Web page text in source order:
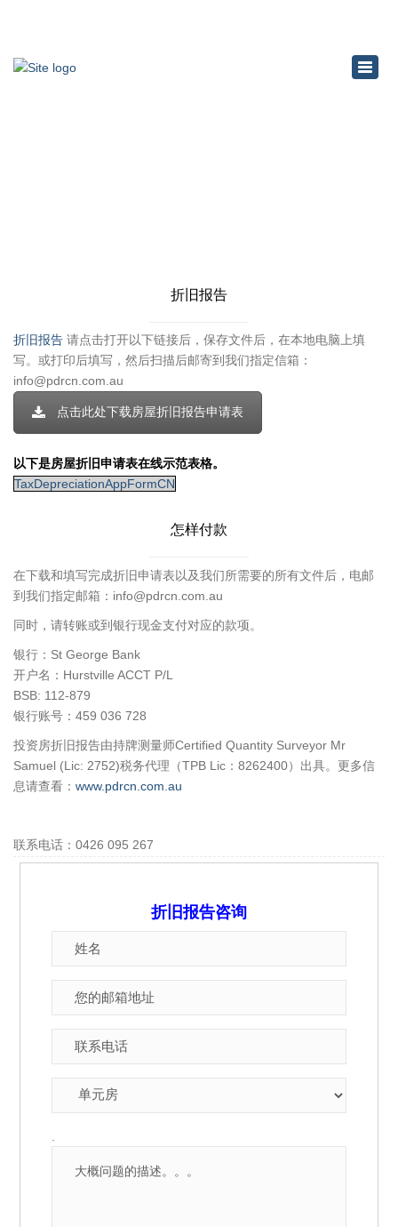
折旧报告
折旧报告 请点击打开以下链接后，保存文件后，在本地电脑上填
写。或打印后填写，然后扫描后邮寄到我们指定信箱：
info@pdrcn.com.au
点击此处下载房屋折旧报告申请表
以下是房屋折旧申请表在线示范表格。
TaxDepreciationAppFormCN
怎样付款
在下载和填写完成折旧申请表以及我们所需要的所有文件后，电邮
到我们指定邮箱：info@pdrcn.com.au
同时，请转账或到银行现金支付对应的款项。
银行：St George Bank
开户名：Hurstville ACCT P/L
BSB: 112-879
银行账号：459 036 728
投资房折旧报告由持牌测量师Certified Quantity Surveyor Mr
Samuel (Lic: 2752)税务代理（TPB Lic：8262400）出具。更多信
息请查看： www.pdrcn.com.au
联系电话：0426 095 267
折旧报告咨询